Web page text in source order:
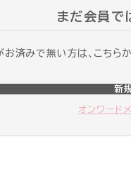
まだ会員で
お済みで無い方は、こちら
新
オンワード